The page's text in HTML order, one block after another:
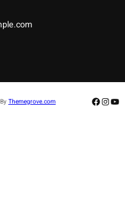
Themegrove.com